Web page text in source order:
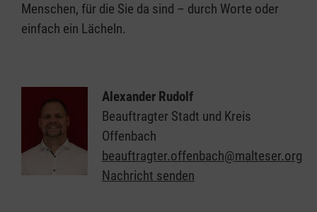
Menschen, für die Sie da sind – durch Worte oder
einfach ein Lächeln.
Alexander Rudolf
Beauftragter Stadt und Kreis
Offenbach
beauftragter.offenbach@malteser.org
Nachricht senden